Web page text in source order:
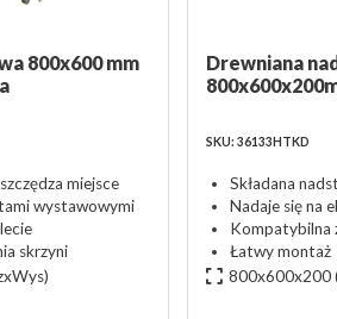
800x600 mm
miejsce
wystawowymi
skrzyni
Drewniana
SKU: 36133HTKD
Składana
Nadaje się na
Kompatybilna
Łatwy montaż
800x600x200